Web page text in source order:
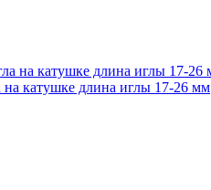
катушке длина иглы 17-26 мм